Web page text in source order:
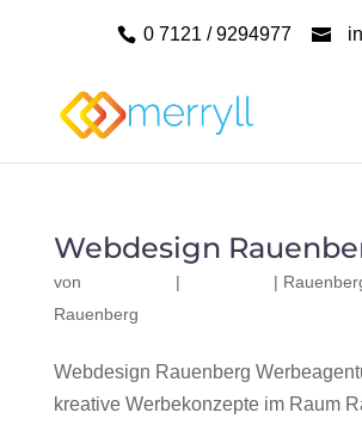
0 7121 / 9294977
Webdesign
von | |
Rauenberg
Webdesign Rauenberg
kreative Werbekonzepte im Raum